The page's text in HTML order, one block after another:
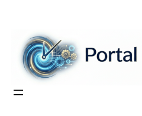
treści